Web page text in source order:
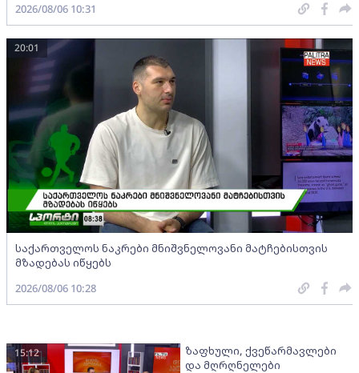
2026/08/06 10:31
საქართველოს ნაკრები მნიშვნელოვანი მატჩებისთვის
მზადებას იწყებს
20:01
2026/08/06 10:28
ზაფხული, ქვეწარმავლები
და მღრღნელები
15:12